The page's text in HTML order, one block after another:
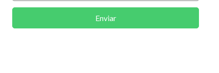
Enviar